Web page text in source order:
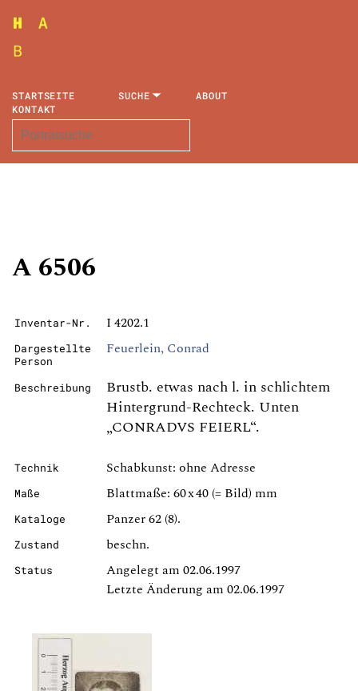
STARTSEITE SUCHE
ABOUT
KONTAKT
A 6506
Inventar-Nr. I 4202.1
Dargestellte
Person
Feuerlein, Conrad
Beschreibung
Brustb. etwas nach l. in schlichtem
Hintergrund-Rechteck. Unten
„CONRADVS FEIERL“.
Technik Schabkunst: ohne Adresse
Maße Blattmaße: 60 x 40 (= Bild) mm
Kataloge Panzer 62 (8).
Zustand beschn.
Status
Angelegt am 02.06.1997
Letzte Änderung am 02.06.1997